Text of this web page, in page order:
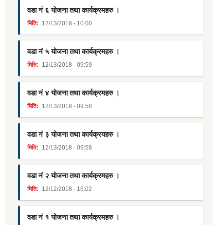
वडा नं ६ योजना तथा कार्यक्रमहरु ।
मिति: 12/13/2018 - 10:00
वडा नं ५ योजना तथा कार्यक्रमहरु ।
मिति: 12/13/2018 - 09:59
वडा नं ४ योजना तथा कार्यक्रमहरु ।
मिति: 12/13/2018 - 09:58
वडा नं ३ योजना तथा कार्यक्रयहरु ।
मिति: 12/13/2018 - 09:58
वडा नं २ योजना तथा कार्यक्रमहरु ।
मिति: 12/12/2018 - 16:02
वडा नं १ योजना तथा कार्यक्रमहरु ।